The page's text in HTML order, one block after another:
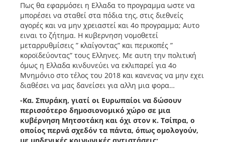
Πως θα εφαρμόσει η Ελλαδα το προγραμμα ωστε να
μπορέσει να σταθεί στα πόδια της, στις διεθνείς
αγορές και να μην χρειαστεί και 4ο προγραμμα; Αυτο
ειναι το ζήτημα. Η κυβερνηση νομοθετεί
μεταρρυθμίσεις ” κλαίγοντας” και περικοπές ”
κοροϊδεύοντας” τους Ελληνες. Με αυτη την πολιτική
όμως η Ελλαδα κινδυνεύει να εκλιπαρεί για 4ο
Μνημόνιο στο τέλος του 2018 και κανενας να μην εχει
διαθέσει να μας δανείσει για αλλη μια φορα…
-Κα. Σπυράκη, γιατί οι Ευρωπαίοι να δώσουν
περισσότερο δημοσιονομικό χώρο σε μια
κυβέρνηση Μητσοτάκη και όχι στον κ. Τσίπρα, ο
οποίος περνά σχεδόν τα πάντα, όπως ομολογούν,